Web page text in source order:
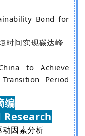
Bond for
时间实现碳达峰
to Achieve
Period
编
Research
动因素分析